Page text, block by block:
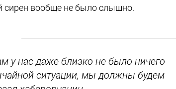
сирен вообще не было слышно.
у нас даже близко не было ничего
ситуации, мы должны будем